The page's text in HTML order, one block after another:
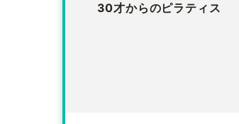
30才からのピラティス